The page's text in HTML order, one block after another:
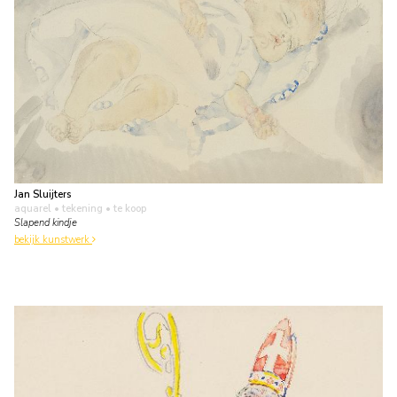
Jan Sluijters
aquarel • tekening • te koop
Slapend kindje
bekijk kunstwerk